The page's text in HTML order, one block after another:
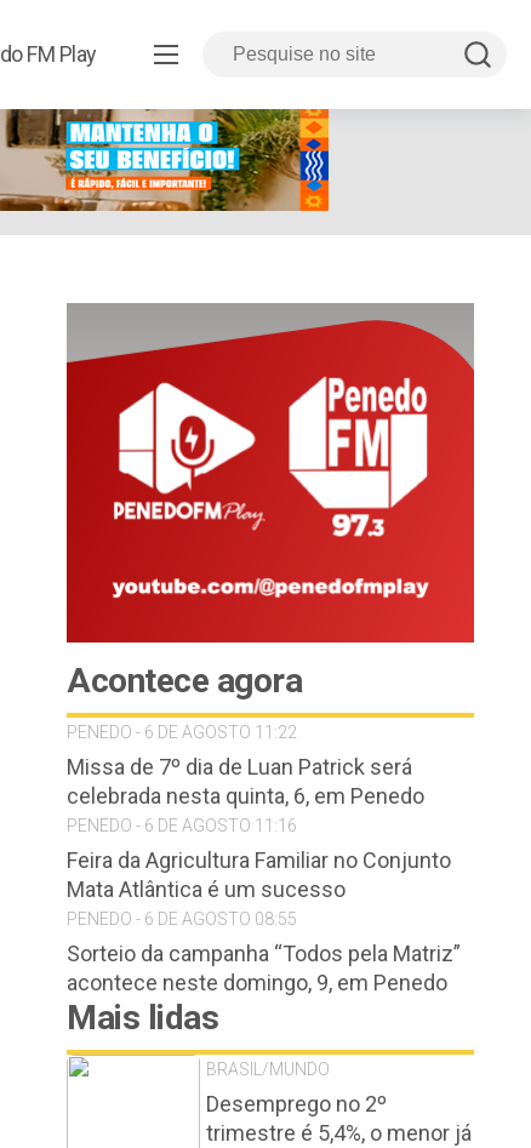
FM Play
Acontece agora
PENEDO - 6 DE AGOSTO 11:22
Missa de 7º dia de Luan Patrick será
celebrada nesta quinta, 6, em Penedo
PENEDO - 6 DE AGOSTO 11:16
Feira da Agricultura Familiar no Conjunto
Mata Atlântica é um sucesso
PENEDO - 6 DE AGOSTO 08:55
Sorteio da campanha “Todos pela Matriz”
acontece neste domingo, 9, em Penedo
Mais lidas
BRASIL/MUNDO
Desemprego no 2º
trimestre é 5,4%, o menor já